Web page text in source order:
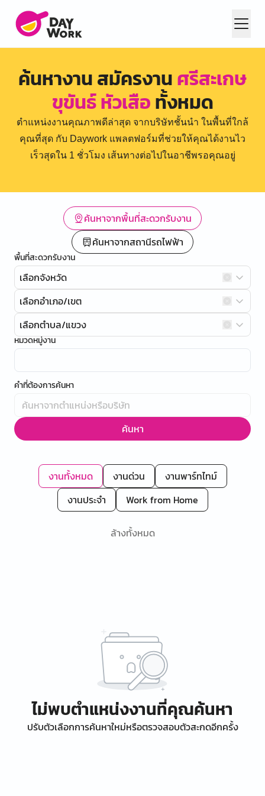
ค้นหางาน สมัครงานศรีสะเกษ
ขุขันธ์ หัวเสือทั้งหมด
ตำแหน่งงานคุณภาพดีล่าสุด จากบริษัทชั้นนำ ในพื้นที่ใกล้
คุณที่สุด กับ Daywork แพลตฟอร์มที่ช่วยให้คุณได้งานไว
เร็วสุดใน 1 ชั่วโมง เส้นทางต่อไปในอาชีพรอคุณอยู่
ค้นหาจากพื้นที่สะดวกรับงาน
ค้นหาจากสถานีรถไฟฟ้า
พื้นที่สะดวกรับงาน
เลือกจังหวัด
เลือกอำเภอ/เขต
เลือกตำบล/แขวง
หมวดหมู่งาน
คำที่ต้องการค้นหา
ค้นหา
งานทั้งหมด งานด่วน
งานพาร์ทไทม์
งานประจำ
Work from Home
ล้างทั้งหมด
ไม่พบตำแหน่งงานที่คุณค้นหา
ปรับตัวเลือกการค้นหาใหม่หรือตรวจสอบตัวสะกดอีกครั้ง